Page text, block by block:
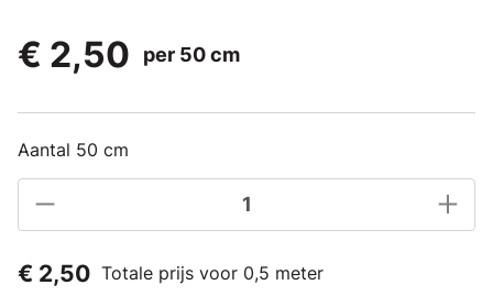
€ 2,50
per 50 cm
Aantal 50 cm
€ 2,50 Totale prijs voor 0,5 meter